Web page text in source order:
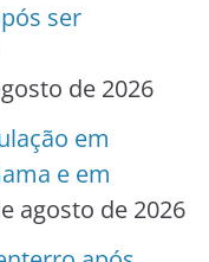
ser
de 2026
em
e em
agosto de 2026